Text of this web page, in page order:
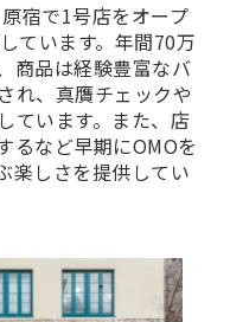
宿で1号店をオープ
ています。年間70万
商品は経験豊富なバ
れ、真贋チェックや
ています。また、店
るなど早期にOMOを
楽しさを提供してい